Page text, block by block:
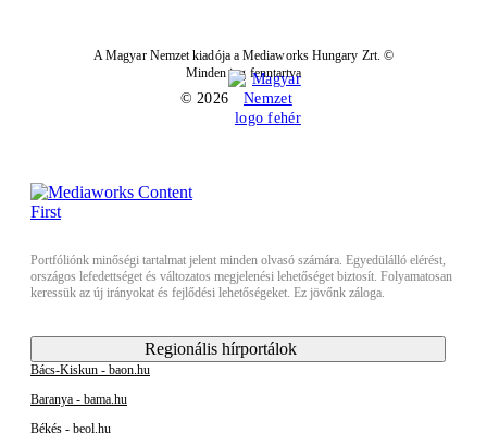
A Magyar Nemzet kiadója a Mediaworks Hungary Zrt. ©
Minden jog fenntartva
© 2026
Portfóliónk minőségi tartalmat jelent minden olvasó számára. Egyedülálló elérést,
országos lefedettséget és változatos megjelenési lehetőséget biztosít. Folyamatosan
keressük az új irányokat és fejlődési lehetőségeket. Ez jövőnk záloga.
Regionális hírportálok
Bács-Kiskun - baon.hu
Baranya - bama.hu
Békés - beol.hu